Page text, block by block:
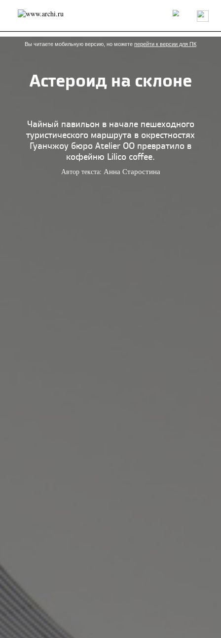
Россия Мир Технологии Интерьер Пресса
Архитекторы
Проекты
Конкурсы События Книги Вакансии
send.project Анонсы конкурсов
Блог
Интервью
Дизайн
Иностранцы в России
Интерьер
Книги
Наследие Образование
Урбанистика
Вы читаете мобильную версию, но можете перейти к версии для ПК
Астероид на склоне
Чайный павильон в начале пешеходного
туристического маршрута в окрестностях
Гуанчжоу бюро Atelier OO превратило в
кофейню Lilico coffee.
Автор текста: Анна Старостина